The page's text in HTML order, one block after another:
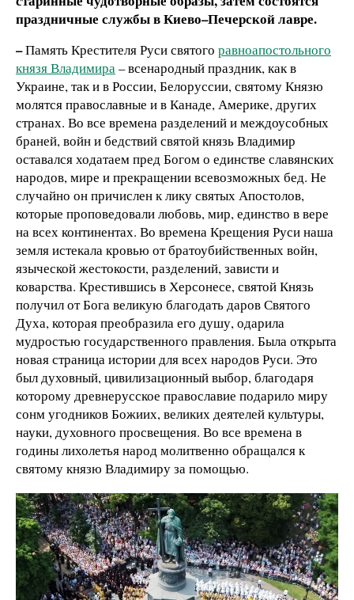
праздничные службы в Киево–Печерской лавре.
–Память Крестителя Руси святого равноапостольного
князя Владимира– всенародный праздник, как в
Украине, так и в России, Белоруссии, святому Князю
молятся православные и в Канаде, Америке, других
странах. Во все времена разделений и междоусобных
браней, войн и бедствий святой князь Владимир
оставался ходатаем пред Богом о единстве славянских
народов, мире и прекращении всевозможных бед. Не
случайно он причислен к лику святых Апостолов,
которые проповедовали любовь, мир, единство в вере
на всех континентах. Во времена Крещения Руси наша
земля истекала кровью от братоубийственных войн,
языческой жестокости, разделений, зависти и
коварства. Крестившись в Херсонесе, святой Князь
получил от Бога великую благодать даров Святого
Духа, которая преобразила его душу, одарила
мудростью государственного правления. Была открыта
новая страница истории для всех народов Руси. Это
был духовный, цивилизационный выбор, благодаря
которому древнерусское православие подарило миру
сонм угодников Божиих, великих деятелей культуры,
науки, духовного просвещения. Во все времена в
годины лихолетья народ молитвенно обращался к
святому князю Владимиру за помощью.